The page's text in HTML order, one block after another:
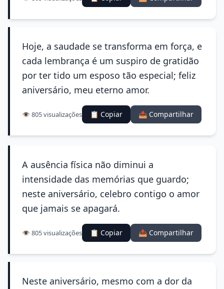
Hoje, a saudade se transforma em força, e
cada lembrança é um suspiro de gratidão
por ter tido um esposo tão especial; feliz
aniversário, meu eterno amor.
👁️ 805 visualizações 📋 Copiar 📤 Compartilhar
A ausência física não diminui a
intensidade das memórias que guardo;
neste aniversário, celebro contigo o amor
que jamais se apagará.
👁️ 805 visualizações 📋 Copiar 📤 Compartilhar
Neste aniversário, mesmo com a dor da